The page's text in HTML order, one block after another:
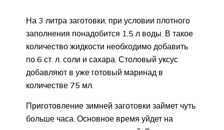
На 3 литра заготовки, при условии плотного
заполнения понадобится 1,5 л воды. В такое
количество жидкости необходимо добавить
по 6 ст. л. соли и сахара. Столовый уксус
добавляют в уже готовый маринад в
количестве 75 мл.
Приготовление зимней заготовки займет чуть
больше часа. Основное время уйдет на